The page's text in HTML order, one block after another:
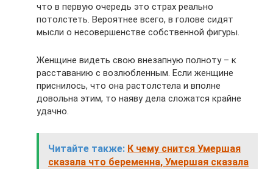
что в первую очередь это страх реально
потолстеть. Вероятнее всего, в голове сидят
мысли о несовершенстве собственной фигуры.
Женщине видеть свою внезапную полноту – к
расставанию с возлюбленным. Если женщине
приснилось, что она растолстела и вполне
довольна этим, то наяву дела сложатся крайне
удачно.
Читайте также: К чему снится Умершая
сказала что беременна, Умершая сказала